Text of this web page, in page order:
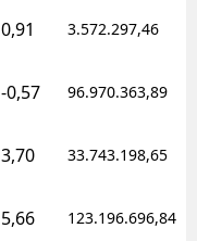
0,91 3.572.297,46
-0,57 96.970.363,89
3,70 33.743.198,65
5,66 123.196.696,84